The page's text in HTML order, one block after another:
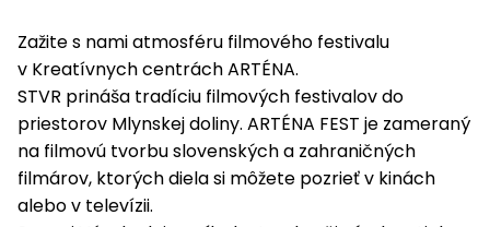
Zažite s nami atmosféru filmového festivalu
v Kreatívnych centrách ARTÉNA.
STVR prináša tradíciu filmových festivalov do
priestorov Mlynskej doliny. ARTÉNA FEST je zameraný
na filmovú tvorbu slovenských a zahraničných
filmárov, ktorých diela si môžete pozrieť v kinách
alebo v televízii.